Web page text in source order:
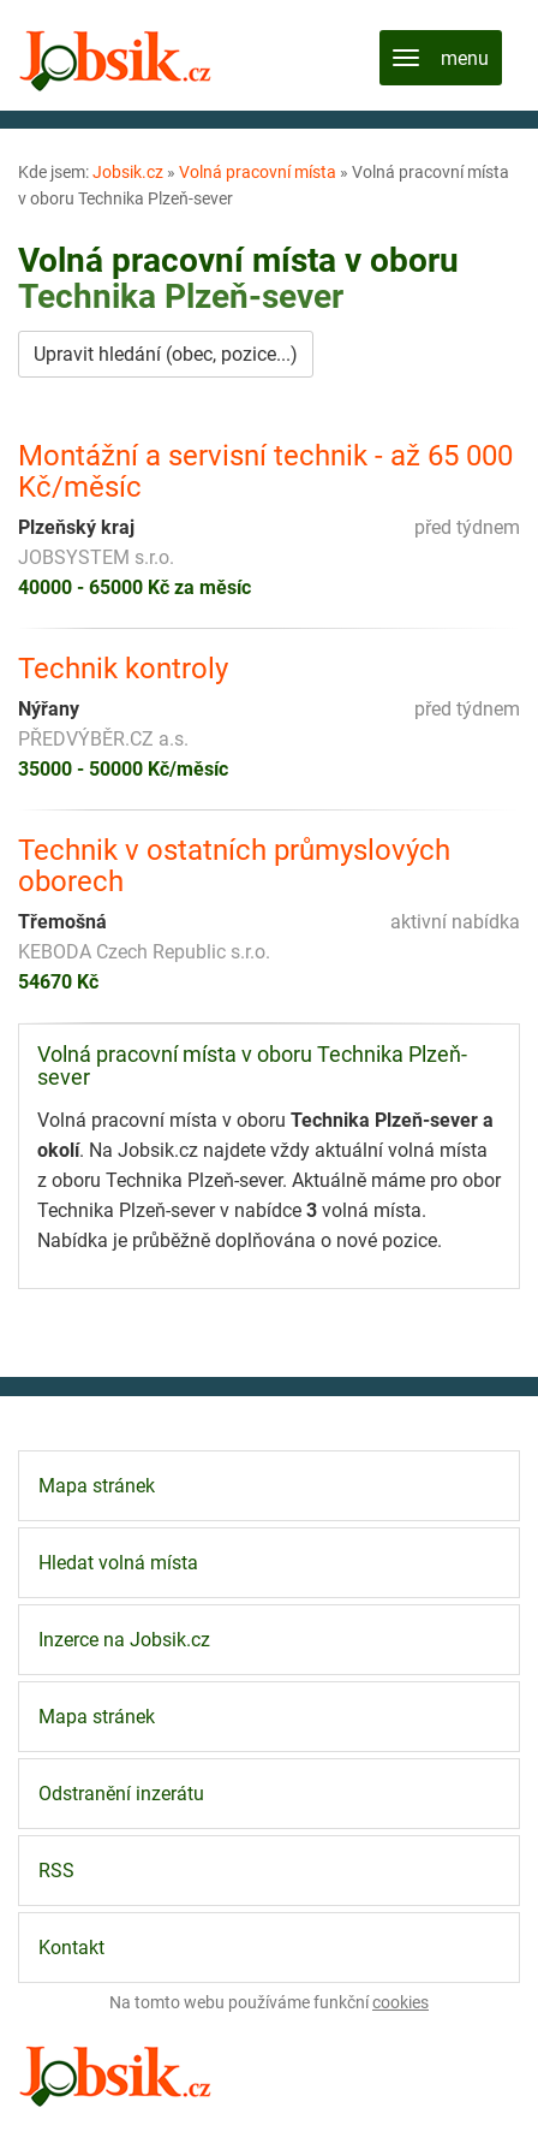
Kde jsem:Jobsik.cz » Volná pracovní místa » Volná pracovní místa
v oboru Technika Plzeň-sever
Volná pracovní místa v oboru
Technika Plzeň-sever
Upravit hledání (obec, pozice...)
Montážní a servisní technik - až 65 000
Kč/měsíc
před týdnem
Plzeňský kraj
JOBSYSTEM s.r.o.
40000 - 65000 Kč za měsíc
Technik kontroly
před týdnem
Nýřany
PŘEDVÝBĚR.CZ a.s.
35000 - 50000 Kč/měsíc
Technik v ostatních průmyslových
oborech
aktivní nabídka
Třemošná
KEBODA Czech Republic s.r.o.
54670 Kč
Volná pracovní místa v oboru Technika Plzeň-
sever
Volná pracovní místa v oboru Technika Plzeň-sever a
okolí. Na Jobsik.cz najdete vždy aktuální volná místa
z oboru Technika Plzeň-sever. Aktuálně máme pro obor
Technika Plzeň-sever v nabídce 3 volná místa.
Nabídka je průběžně doplňována o nové pozice.
Mapa stránek
Hledat volná místa
Inzerce na Jobsik.cz
Mapa stránek
Odstranění inzerátu
RSS
Kontakt
Na tomto webu používáme funkčnícookies